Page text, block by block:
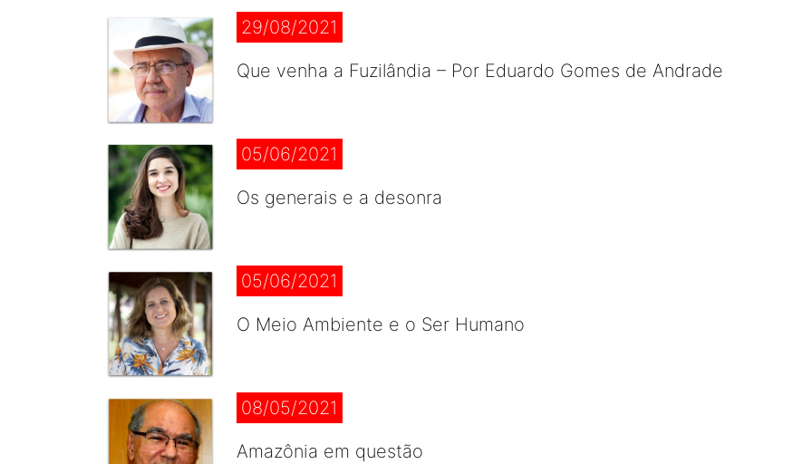
29/08/2021
Que venha a Fuzilândia – Por Eduardo Gomes de Andrade
05/06/2021
Os generais e a desonra
05/06/2021
O Meio Ambiente e o Ser Humano
08/05/2021
Amazônia em questão